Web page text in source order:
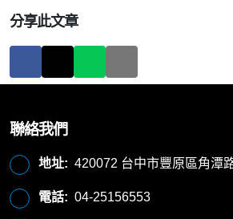
分享此文章
聯絡我們
地址: 420072 台中市豐原區角潭
電話: 04-25156553